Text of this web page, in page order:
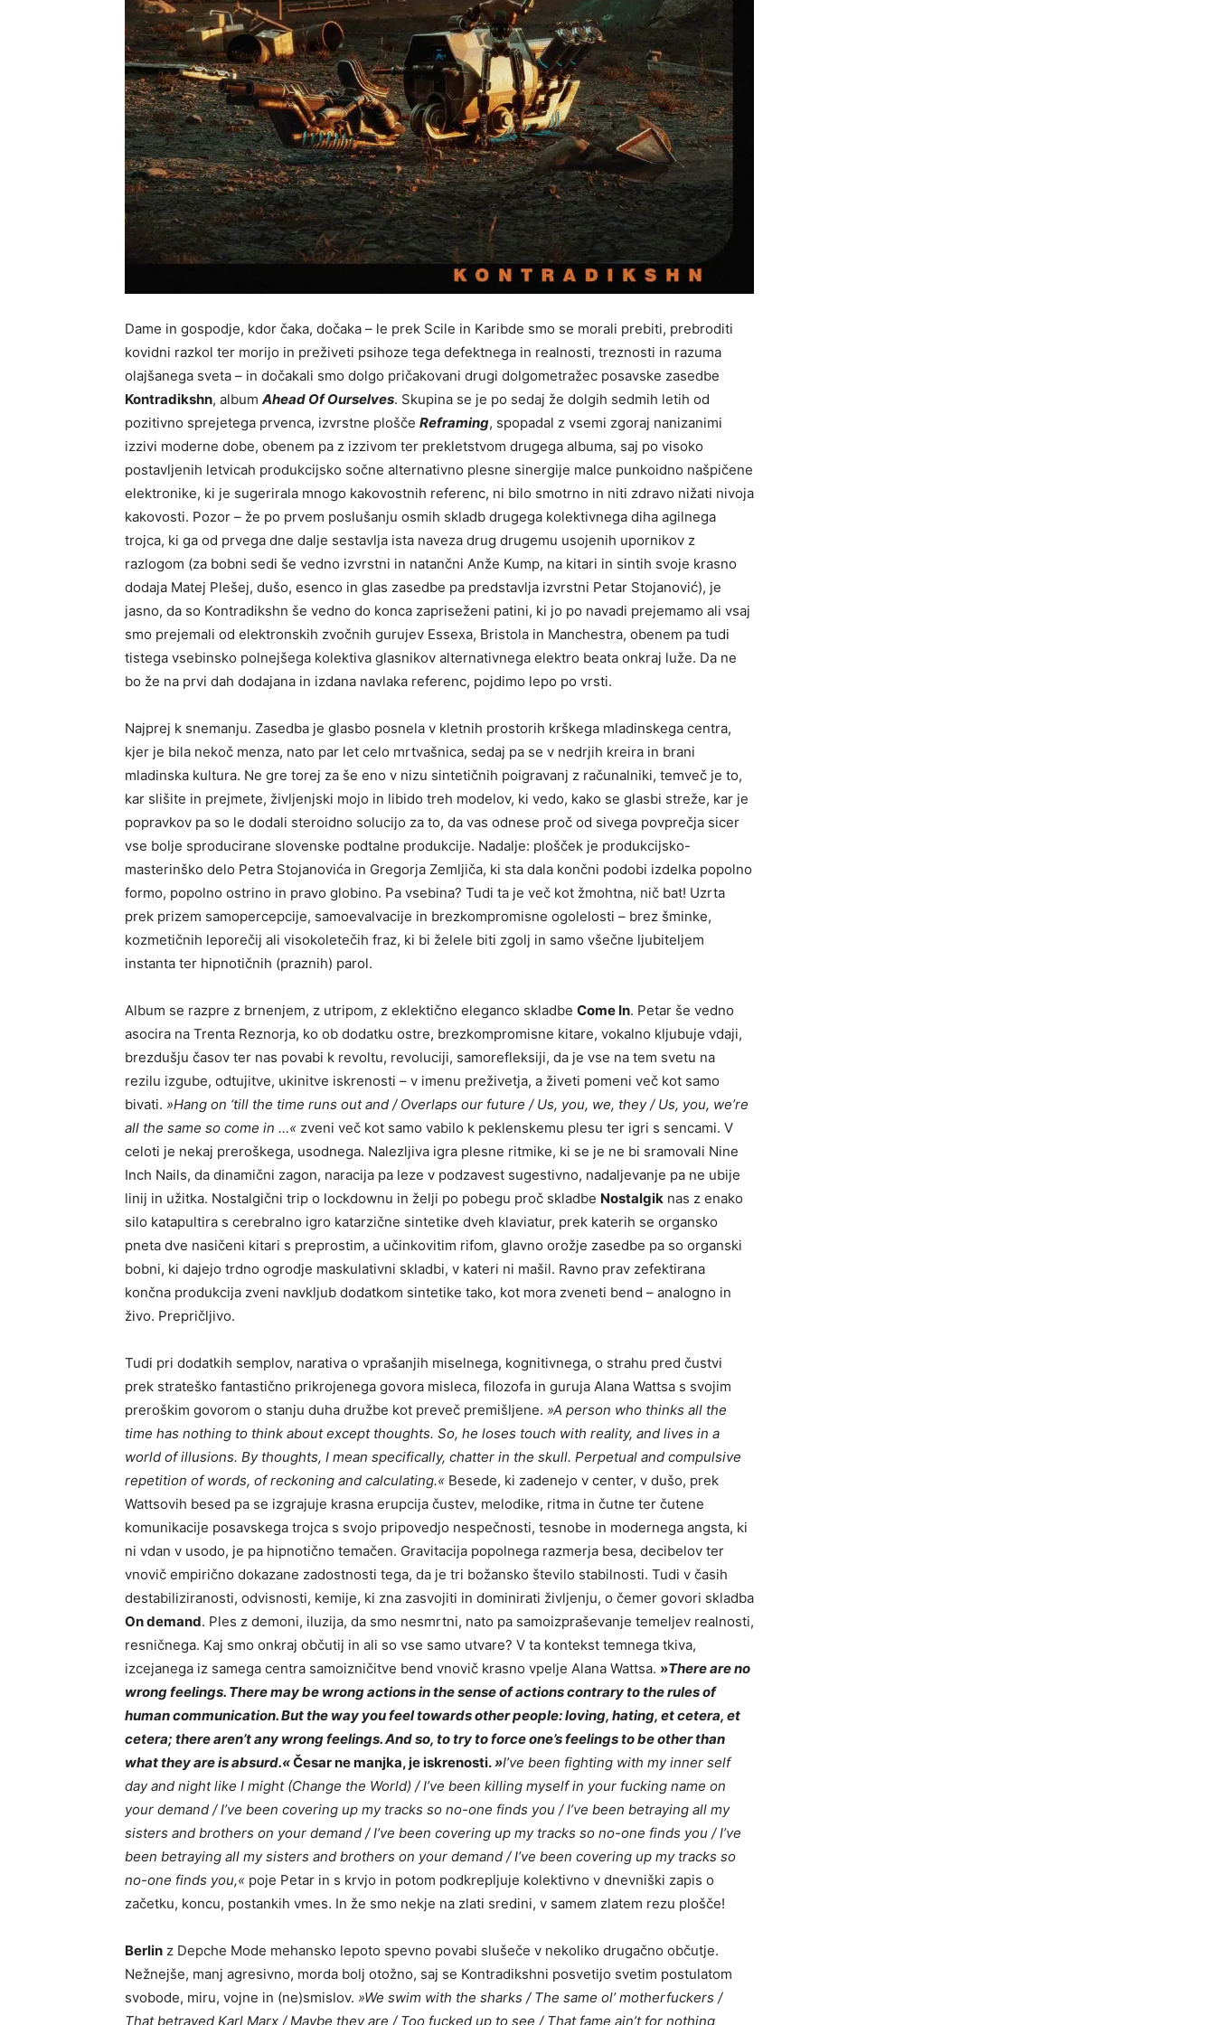
Dame in gospodje, kdor čaka, dočaka – le prek Scile in Karibde smo se morali prebiti, prebroditi
kovidni razkol ter morijo in preživeti psihoze tega defektnega in realnosti, treznosti in razuma
olajšanega sveta – in dočakali smo dolgo pričakovani drugi dolgometražec posavske zasedbe
Kontradikshn, album Ahead Of Ourselves. Skupina se je po sedaj že dolgih sedmih letih od
pozitivno sprejetega prvenca, izvrstne plošče Reframing, spopadal z vsemi zgoraj nanizanimi
izzivi moderne dobe, obenem pa z izzivom ter prekletstvom drugega albuma, saj po visoko
postavljenih letvicah produkcijsko sočne alternativno plesne sinergije malce punkoidno našpičene
elektronike, ki je sugerirala mnogo kakovostnih referenc, ni bilo smotrno in niti zdravo nižati nivoja
kakovosti. Pozor – že po prvem poslušanju osmih skladb drugega kolektivnega diha agilnega
trojca, ki ga od prvega dne dalje sestavlja ista naveza drug drugemu usojenih upornikov z
razlogom (za bobni sedi še vedno izvrstni in natančni Anže Kump, na kitari in sintih svoje krasno
dodaja Matej Plešej, dušo, esenco in glas zasedbe pa predstavlja izvrstni Petar Stojanović), je
jasno, da so Kontradikshn še vedno do konca zapriseženi patini, ki jo po navadi prejemamo ali vsaj
smo prejemali od elektronskih zvočnih gurujev Essexa, Bristola in Manchestra, obenem pa tudi
tistega vsebinsko polnejšega kolektiva glasnikov alternativnega elektro beata onkraj luže. Da ne
bo že na prvi dah dodajana in izdana navlaka referenc, pojdimo lepo po vrsti.
Najprej k snemanju. Zasedba je glasbo posnela v kletnih prostorih krškega mladinskega centra,
kjer je bila nekoč menza, nato par let celo mrtvašnica, sedaj pa se v nedrjih kreira in brani
mladinska kultura. Ne gre torej za še eno v nizu sintetičnih poigravanj z računalniki, temveč je to,
kar slišite in prejmete, življenjski mojo in libido treh modelov, ki vedo, kako se glasbi streže, kar je
popravkov pa so le dodali steroidno solucijo za to, da vas odnese proč od sivega povprečja sicer
vse bolje sproducirane slovenske podtalne produkcije. Nadalje: plošček je produkcijsko-
masterinško delo Petra Stojanovića in Gregorja Zemljiča, ki sta dala končni podobi izdelka popolno
formo, popolno ostrino in pravo globino. Pa vsebina? Tudi ta je več kot žmohtna, nič bat! Uzrta
prek prizem samopercepcije, samoevalvacije in brezkompromisne ogolelosti – brez šminke,
kozmetičnih leporečij ali visokoletečih fraz, ki bi želele biti zgolj in samo všečne ljubiteljem
instanta ter hipnotičnih (praznih) parol.
Album se razpre z brnenjem, z utripom, z eklektično eleganco skladbe Come In. Petar še vedno
asocira na Trenta Reznorja, ko ob dodatku ostre, brezkompromisne kitare, vokalno kljubuje vdaji,
brezdušju časov ter nas povabi k revoltu, revoluciji, samorefleksiji, da je vse na tem svetu na
rezilu izgube, odtujitve, ukinitve iskrenosti – v imenu preživetja, a živeti pomeni več kot samo
bivati. »Hang on ‘till the time runs out and / Overlaps our future / Us, you, we, they / Us, you, we’re
all the same so come in …« zveni več kot samo vabilo k peklenskemu plesu ter igri s sencami. V
celoti je nekaj preroškega, usodnega. Nalezljiva igra plesne ritmike, ki se je ne bi sramovali Nine
Inch Nails, da dinamični zagon, naracija pa leze v podzavest sugestivno, nadaljevanje pa ne ubije
linij in užitka. Nostalgični trip o lockdownu in želji po pobegu proč skladbe Nostalgik nas z enako
silo katapultira s cerebralno igro katarzične sintetike dveh klaviatur, prek katerih se organsko
pneta dve nasičeni kitari s preprostim, a učinkovitim rifom, glavno orožje zasedbe pa so organski
bobni, ki dajejo trdno ogrodje maskulativni skladbi, v kateri ni mašil. Ravno prav zefektirana
končna produkcija zveni navkljub dodatkom sintetike tako, kot mora zveneti bend – analogno in
živo. Prepričljivo.
Tudi pri dodatkih semplov, narativa o vprašanjih miselnega, kognitivnega, o strahu pred čustvi
prek strateško fantastično prikrojenega govora misleca, filozofa in guruja Alana Wattsa s svojim
preroškim govorom o stanju duha družbe kot preveč premišljene. »A person who thinks all the
time has nothing to think about except thoughts. So, he loses touch with reality, and lives in a
world of illusions. By thoughts, I mean specifically, chatter in the skull. Perpetual and compulsive
repetition of words, of reckoning and calculating.« Besede, ki zadenejo v center, v dušo, prek
Wattsovih besed pa se izgrajuje krasna erupcija čustev, melodike, ritma in čutne ter čutene
komunikacije posavskega trojca s svojo pripovedjo nespečnosti, tesnobe in modernega angsta, ki
ni vdan v usodo, je pa hipnotično temačen. Gravitacija popolnega razmerja besa, decibelov ter
vnovič empirično dokazane zadostnosti tega, da je tri božansko število stabilnosti. Tudi v časih
destabiliziranosti, odvisnosti, kemije, ki zna zasvojiti in dominirati življenju, o čemer govori skladba
On demand. Ples z demoni, iluzija, da smo nesmrtni, nato pa samoizpraševanje temeljev realnosti,
resničnega. Kaj smo onkraj občutij in ali so vse samo utvare? V ta kontekst temnega tkiva,
izcejanega iz samega centra samoizničitve bend vnovič krasno vpelje Alana Wattsa. »There are no
wrong feelings. There may be wrong actions in the sense of actions contrary to the rules of
human communication. But the way you feel towards other people: loving, hating, et cetera, et
cetera; there aren’t any wrong feelings.And so, to try to force one’s feelings to be other than
what they are is absurd.«Česar ne manjka, je iskrenosti.»I’ve been fighting with my inner self
day and night like I might (Change the World) / I’ve been killing myself in your fucking name on
your demand / I’ve been covering up my tracks so no-one finds you / I’ve been betraying all my
sisters and brothers on your demand / I’ve been covering up my tracks so no-one finds you / I’ve
been betraying all my sisters and brothers on your demand / I’ve been covering up my tracks so
no-one finds you,« poje Petar in s krvjo in potom podkrepljuje kolektivno v dnevniški zapis o
začetku, koncu, postankih vmes. In že smo nekje na zlati sredini, v samem zlatem rezu plošče!
Berlin z Depche Mode mehansko lepoto spevno povabi slušeče v nekoliko drugačno občutje.
Nežnejše, manj agresivno, morda bolj otožno, saj se Kontradikshni posvetijo svetim postulatom
svobode, miru, vojne in (ne)smislov. »We swim with the sharks / The same ol’ motherfuckers /
That betrayed Karl Marx / Maybe they are / Too fucked up to see / That fame ain’t for nothing